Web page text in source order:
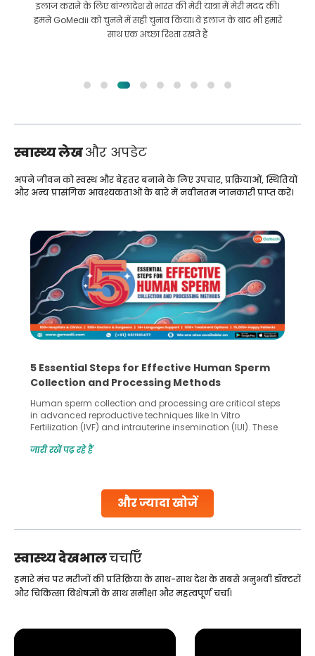
इलाज कराने के लिए बांग्लादेश से भारत की मेरी यात्रा में मेरी मदद की।
हमने GoMedii को चुनने में सही चुनाव किया। वे इलाज के बाद भी हमारे
साथ एक अच्छा रिश्ता रखते हैं
स्वास्थ्य लेखऔर अपडेट
और ज्यादा खोजें
अपने जीवन को स्वस्थ और बेहतर बनाने के लिए उपचार, प्रक्रियाओं, स्थितियों
और अन्य प्रासंगिक आवश्यकताओं के बारे में नवीनतम जानकारी प्राप्त करें।
5 Essential Steps for Effective Human Sperm
Collection and Processing Methods
Human sperm collection and processing are critical steps
in advanced reproductive techniques like In Vitro
Fertilization (IVF) and intrauterine insemination (IUI). These
challenges and help couples achieve their dream of
collected, they process the
जारी रखें पढ़ रहे हैं
स्वास्थ्य देखभालचर्चाएँ
हमारे मंच पर मरीजों की प्रतिक्रिया के साथ-साथ देश के सबसे अनुभवी डॉक्टरों
और चिकित्सा विशेषज्ञों के साथ समीक्षा और महत्वपूर्ण चर्चा।